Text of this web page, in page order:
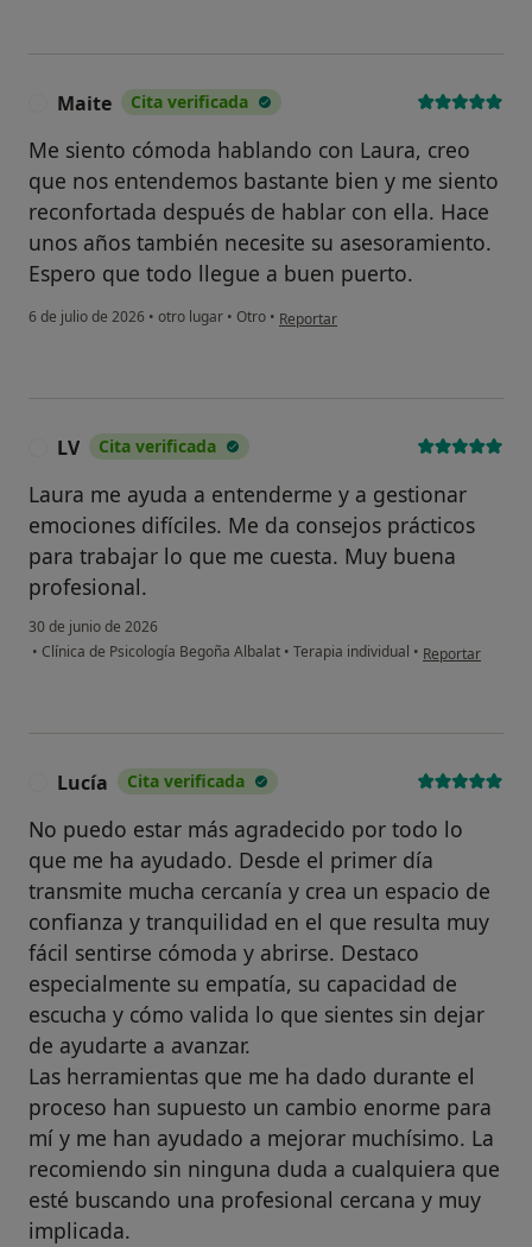
Maite Cita verificada
Me siento cómoda hablando con Laura, creo
que nos entendemos bastante bien y me siento
reconfortada después de hablar con ella. Hace
unos años también necesite su asesoramiento.
Espero que todo llegue a buen puerto.
6 de julio de 2026 • otro lugar • Otro • en opinión del usuario Maite
Reportar
LV Cita verificada
Laura me ayuda a entenderme y a gestionar
emociones difíciles. Me da consejos prácticos
para trabajar lo que me cuesta. Muy buena
profesional.
30 de junio de 2026
• Clínica de Psicología Begoña Albalat • Terapia individual • en opinión del
Reportar
Lucía Cita verificada
No puedo estar más agradecido por todo lo
que me ha ayudado. Desde el primer día
transmite mucha cercanía y crea un espacio de
confianza y tranquilidad en el que resulta muy
fácil sentirse cómoda y abrirse. Destaco
especialmente su empatía, su capacidad de
escucha y cómo valida lo que sientes sin dejar
de ayudarte a avanzar.
Las herramientas que me ha dado durante el
proceso han supuesto un cambio enorme para
mí y me han ayudado a mejorar muchísimo. La
recomiendo sin ninguna duda a cualquiera que
esté buscando una profesional cercana y muy
implicada.